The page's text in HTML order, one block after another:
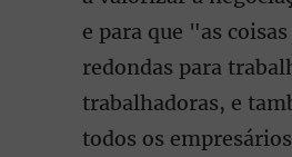
e para que "as
redondas para
trabalhadoras, e
todos os